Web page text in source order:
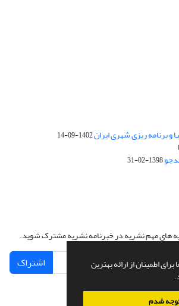
اطمینان از ارائه بهترین
شدم
و برنامه ریزی شهری ایران1402-09-14
1398-02-31
های مهم نشریه در خبرنامه نشریه مشترک شوید.
اشتراک